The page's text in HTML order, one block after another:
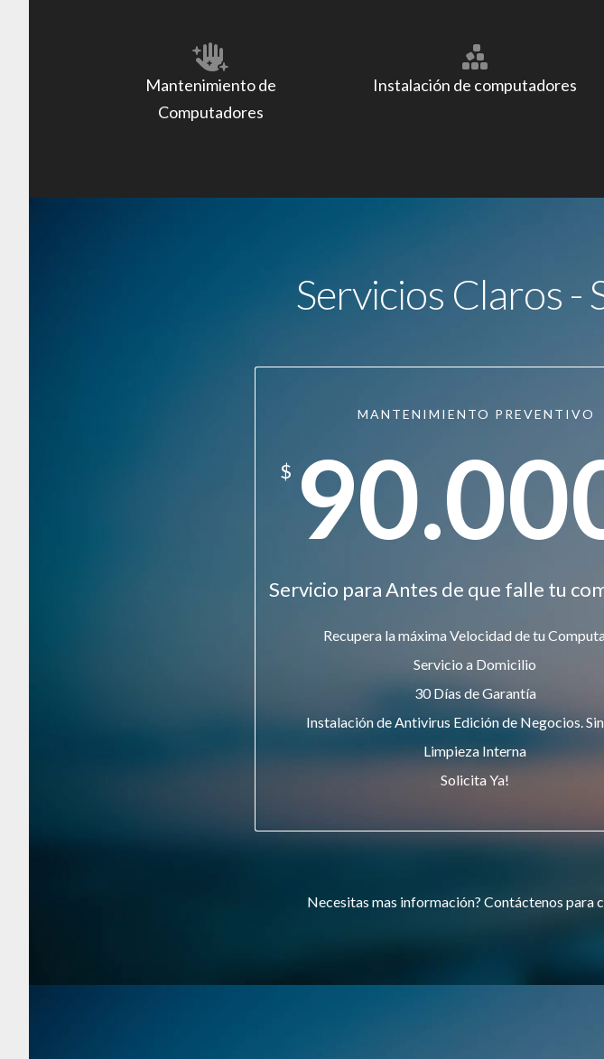
Mantenimiento de
Computadores
Instalación de computadores
Servicios Claros -
MANTENIMIENTO PREVENTIVO
$
Servicio para Antes de que falle tu
Recupera la máxima Velocidad de tu
Servicio a Domicilio
30 Días de Garantía
Instalación de Antivirus Edición de Negocios.
Limpieza Interna
Solicita Ya!
Necesitas mas información? Contáctenos para